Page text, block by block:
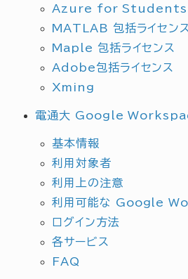
Azure for Students
MATLAB 包括ライセンス
Maple 包括ライセンス
Adobe包括ライセンス
Xming
電通大 Google
基本情報
利用対象者
利用上の注意
利用可能な Google
ログイン方法
各サービス
FAQ